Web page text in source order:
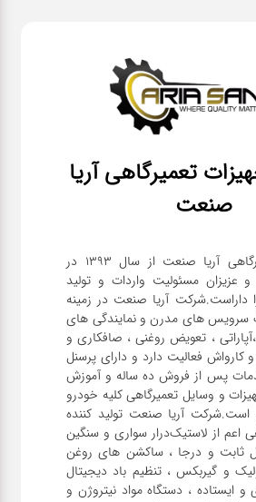
تعمیرگاهی آریا
صنعت
شرکت تجهیزات تعمیرگاهی آریا صنعت از سال ۱۳۹۳ در
مسئولیت واردات و تولید
داراست.شرکت آریا صنعت در زمینه
سرویس های مدرن و نمایندگی های
، تعویض روغنی ، صافکاری و
کارواش فعالیت دارد و دارای پرسنل
پس از فروش ده ساله و آموزش
و وسایل تعمیرگاهی کلیه خودرو
آریا صنعت تولید کننده
اعم از لاستیک‌درار سواری و ‌سنگین
ثابت و درجا ، ساکشن های روغن
و گیربکس ، تنظیم باد دیجیتال
ایستاده ، دستگاه مواد نیتروژن و